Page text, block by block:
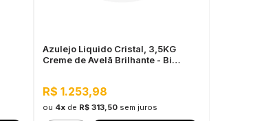
Azulejo Liquido Cristal, 3,5KG
Creme de Avelã Brilhante - Bi
R$ 1.253,98
ou 4xde R$ 313,50 sem juros